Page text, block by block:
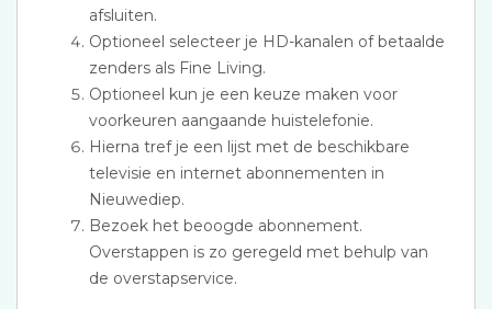
afsluiten.
Optioneel selecteer je HD-kanalen of betaalde
zenders als Fine Living.
Optioneel kun je een keuze maken voor
voorkeuren aangaande huistelefonie.
Hierna tref je een lijst met de beschikbare
televisie en internet abonnementen in
Nieuwediep.
Bezoek het beoogde abonnement.
Overstappen is zo geregeld met behulp van
de overstapservice.